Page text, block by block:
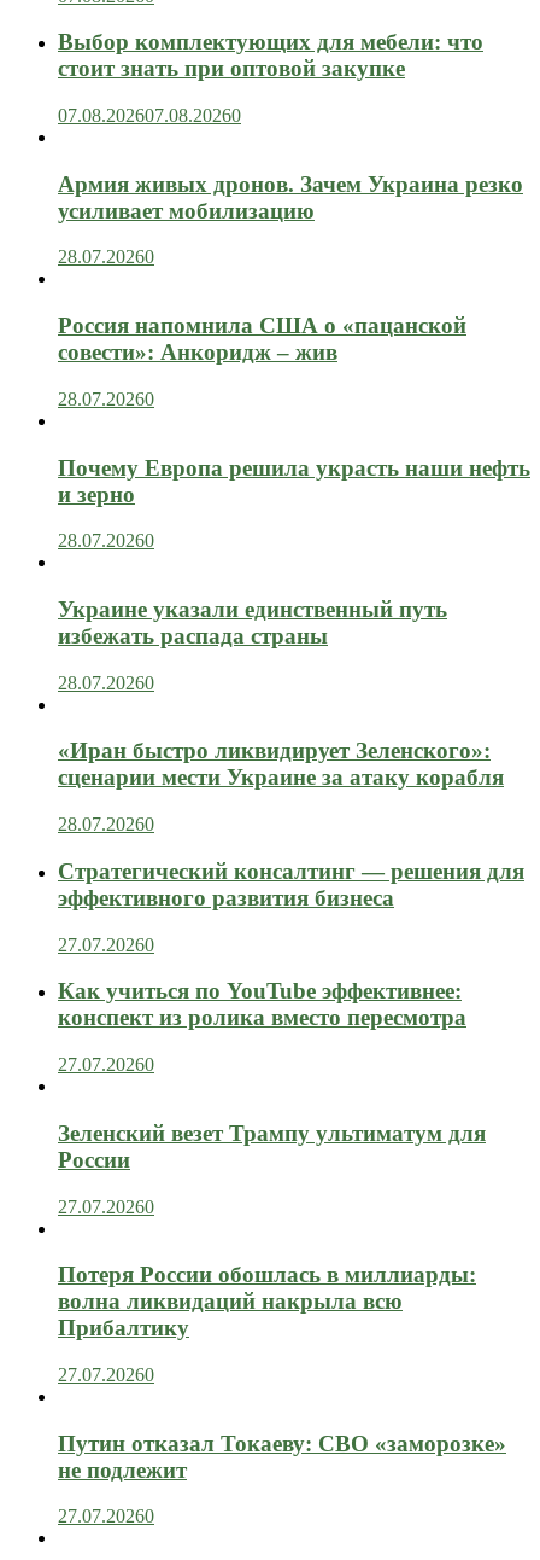
Выбор комплектующих для мебели: что
стоит знать при оптовой закупке
07.08.202607.08.20260
Армия живых дронов. Зачем Украина резко
усиливает мобилизацию
28.07.20260
Россия напомнила США о «пацанской
совести»: Анкоридж – жив
28.07.20260
Почему Европа решила украсть наши нефть
и зерно
28.07.20260
Украине указали единственный путь
избежать распада страны
28.07.20260
«Иран быстро ликвидирует Зеленского»:
сценарии мести Украине за атаку корабля
28.07.20260
Стратегический консалтинг — решения для
эффективного развития бизнеса
27.07.20260
Как учиться по YouTube эффективнее:
конспект из ролика вместо пересмотра
27.07.20260
Зеленский везет Трампу ультиматум для
России
27.07.20260
Потеря России обошлась в миллиарды:
волна ликвидаций накрыла всю
Прибалтику
27.07.20260
Путин отказал Токаеву: СВО «заморозке»
не подлежит
27.07.20260